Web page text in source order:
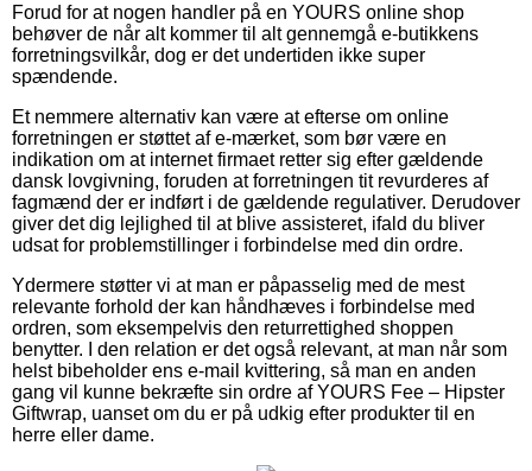
Forud for at nogen handler på en YOURS online shop
behøver de når alt kommer til alt gennemgå e-butikkens
forretningsvilkår, dog er det undertiden ikke super
spændende.
Et nemmere alternativ kan være at efterse om online
forretningen er støttet af e-mærket, som bør være en
indikation om at internet firmaet retter sig efter gældende
dansk lovgivning, foruden at forretningen tit revurderes af
fagmænd der er indført i de gældende regulativer. Derudover
giver det dig lejlighed til at blive assisteret, ifald du bliver
udsat for problemstillinger i forbindelse med din ordre.
Ydermere støtter vi at man er påpasselig med de mest
relevante forhold der kan håndhæves i forbindelse med
ordren, som eksempelvis den returrettighed shoppen
benytter. I den relation er det også relevant, at man når som
helst bibeholder ens e-mail kvittering, så man en anden
gang vil kunne bekræfte sin ordre af YOURS Fee – Hipster
Giftwrap, uanset om du er på udkig efter produkter til en
herre eller dame.